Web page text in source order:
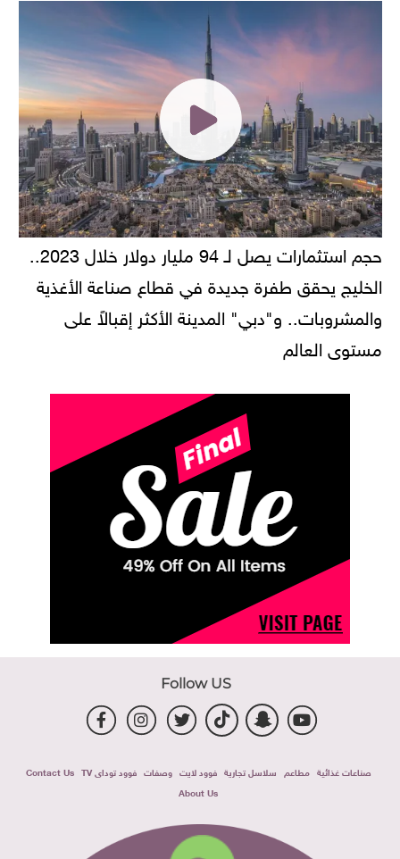
حجم استثمارات يصل لـ 94 مليار دولار خلال 2023..
الخليج يحقق طفرة جديدة في قطاع صناعة الأغذية
والمشروبات.. و"دبي" المدينة الأكثر إقبالاً على
مستوى العالم
Follow US
صناعات غذائية مطاعم سلاسل تجارية فوود لايت وصفات فوود توداى TV
Contact Us
About Us